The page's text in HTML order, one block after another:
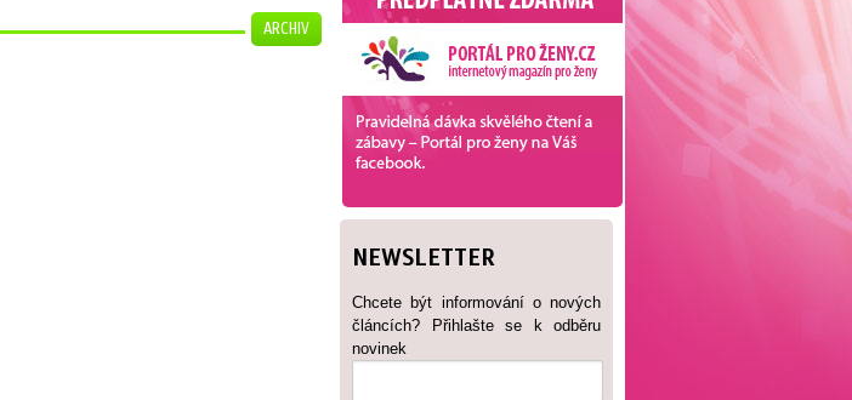
NEWSLETTER
Chcete být informování o nových
článcích? Přihlašte se k odběru
novinek
ARCHIV